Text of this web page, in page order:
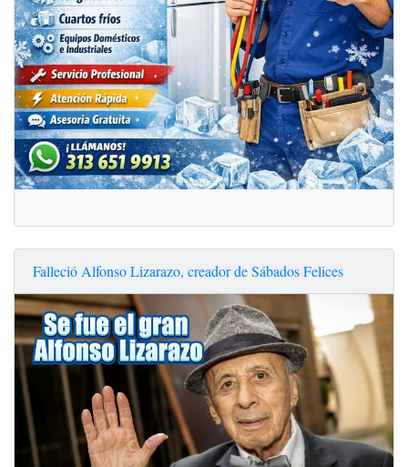
Falleció Alfonso Lizarazo, creador de Sábados Felices